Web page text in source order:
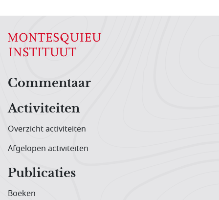
Hoofdnavigatiemenu
Commentaar
Activiteiten
Overzicht activiteiten
Afgelopen activiteiten
Publicaties
Boeken